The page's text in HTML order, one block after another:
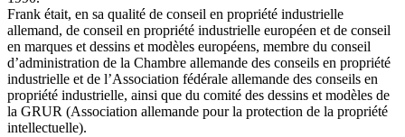
Frank était, en sa qualité de conseil en propriété industrielle
allemand, de conseil en propriété industrielle européen et de conseil
en marques et dessins et modèles européens, membre du conseil
d’administration de la Chambre allemande des conseils en propriété
industrielle et de l’Association fédérale allemande des conseils en
propriété industrielle, ainsi que du comité des dessins et modèles de
la GRUR (Association allemande pour la protection de la propriété
intellectuelle).